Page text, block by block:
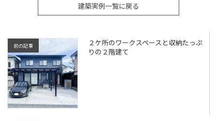
建築実例一覧に戻る
前の記事
２ケ所のワークスペースと収納たっぷ
りの２階建て